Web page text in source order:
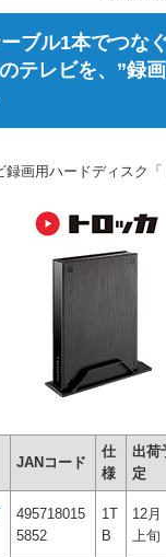
ブル1本でつな
テレビを、”録
録画用ハードディスク「
JANコード
仕
様
出荷
定
495718015
5852
1T
B
12月
上旬